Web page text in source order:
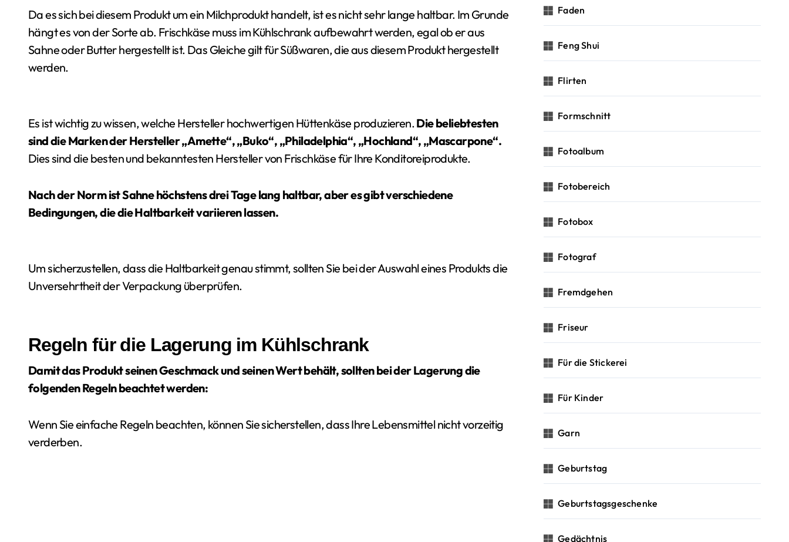
Da es sich bei diesem Produkt um ein Milchprodukt handelt, ist es nicht sehr lange haltbar. Im Grunde
hängt es von der Sorte ab. Frischkäse muss im Kühlschrank aufbewahrt werden, egal ob er aus
Sahne oder Butter hergestellt ist. Das Gleiche gilt für Süßwaren, die aus diesem Produkt hergestellt
werden.
Es ist wichtig zu wissen, welche Hersteller hochwertigen Hüttenkäse produzieren.Die beliebtesten
sind die Marken der Hersteller „Amette“, „Buko“, „Philadelphia“, „Hochland“, „Mascarpone“.
Dies sind die besten und bekanntesten Hersteller von Frischkäse für Ihre Konditoreiprodukte.
Nach der Norm ist Sahne höchstens drei Tage lang haltbar, aber es gibt verschiedene
Bedingungen, die die Haltbarkeit variieren lassen.
Um sicherzustellen, dass die Haltbarkeit genau stimmt, sollten Sie bei der Auswahl eines Produkts die
Unversehrtheit der Verpackung überprüfen.
Regeln für die Lagerung im Kühlschrank
Damit das Produkt seinen Geschmack und seinen Wert behält, sollten bei der Lagerung die
folgenden Regeln beachtet werden:
Wenn Sie einfache Regeln beachten, können Sie sicherstellen, dass Ihre Lebensmittel nicht vorzeitig
verderben.
Faden
Feng Shui
Flirten
Formschnitt
Fotoalbum
Fotobereich
Fotobox
Fotograf
Fremdgehen
Friseur
Für die Stickerei
Für Kinder
Garn
Geburtstag
Geburtstagsgeschenke
Gedächtnis